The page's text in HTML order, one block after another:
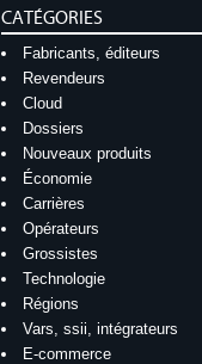
CATÉGORIES
Fabricants, éditeurs
Revendeurs
Cloud
Dossiers
Nouveaux produits
Économie
Carrières
Opérateurs
Grossistes
Technologie
Régions
Vars, ssii, intégrateurs
E-commerce